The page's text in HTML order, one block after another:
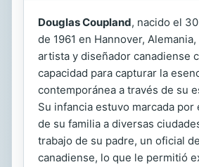
Douglas Coupland, nacido el
de 1961 en Hannover,
artista y diseñador canadiense
capacidad para capturar la
contemporánea a través de su
Su infancia estuvo marcada por
de su familia a diversas
trabajo de su padre, un oficial
canadiense, lo que le permitió